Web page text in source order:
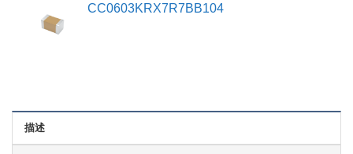
CC0603KRX7R7BB104
描述